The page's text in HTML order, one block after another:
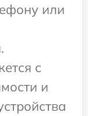
или
с
и